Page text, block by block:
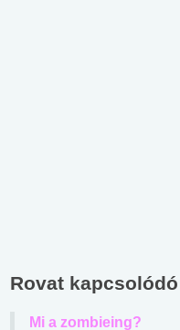
Rovat
Mi a zombieing?